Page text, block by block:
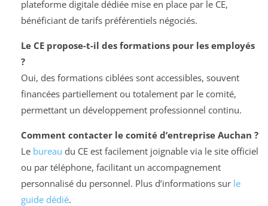
plateforme digitale dédiée mise en place par le CE,
bénéficiant de tarifs préférentiels négociés.
Le CE propose-t-il des formations pour les employés
?
Oui, des formations ciblées sont accessibles, souvent
financées partiellement ou totalement par le comité,
permettant un développement professionnel continu.
Comment contacter le comité d’entreprise Auchan ?
Le bureau du CE est facilement joignable via le site officiel
ou par téléphone, facilitant un accompagnement
personnalisé du personnel. Plus d’informations sur le
guide dédié.